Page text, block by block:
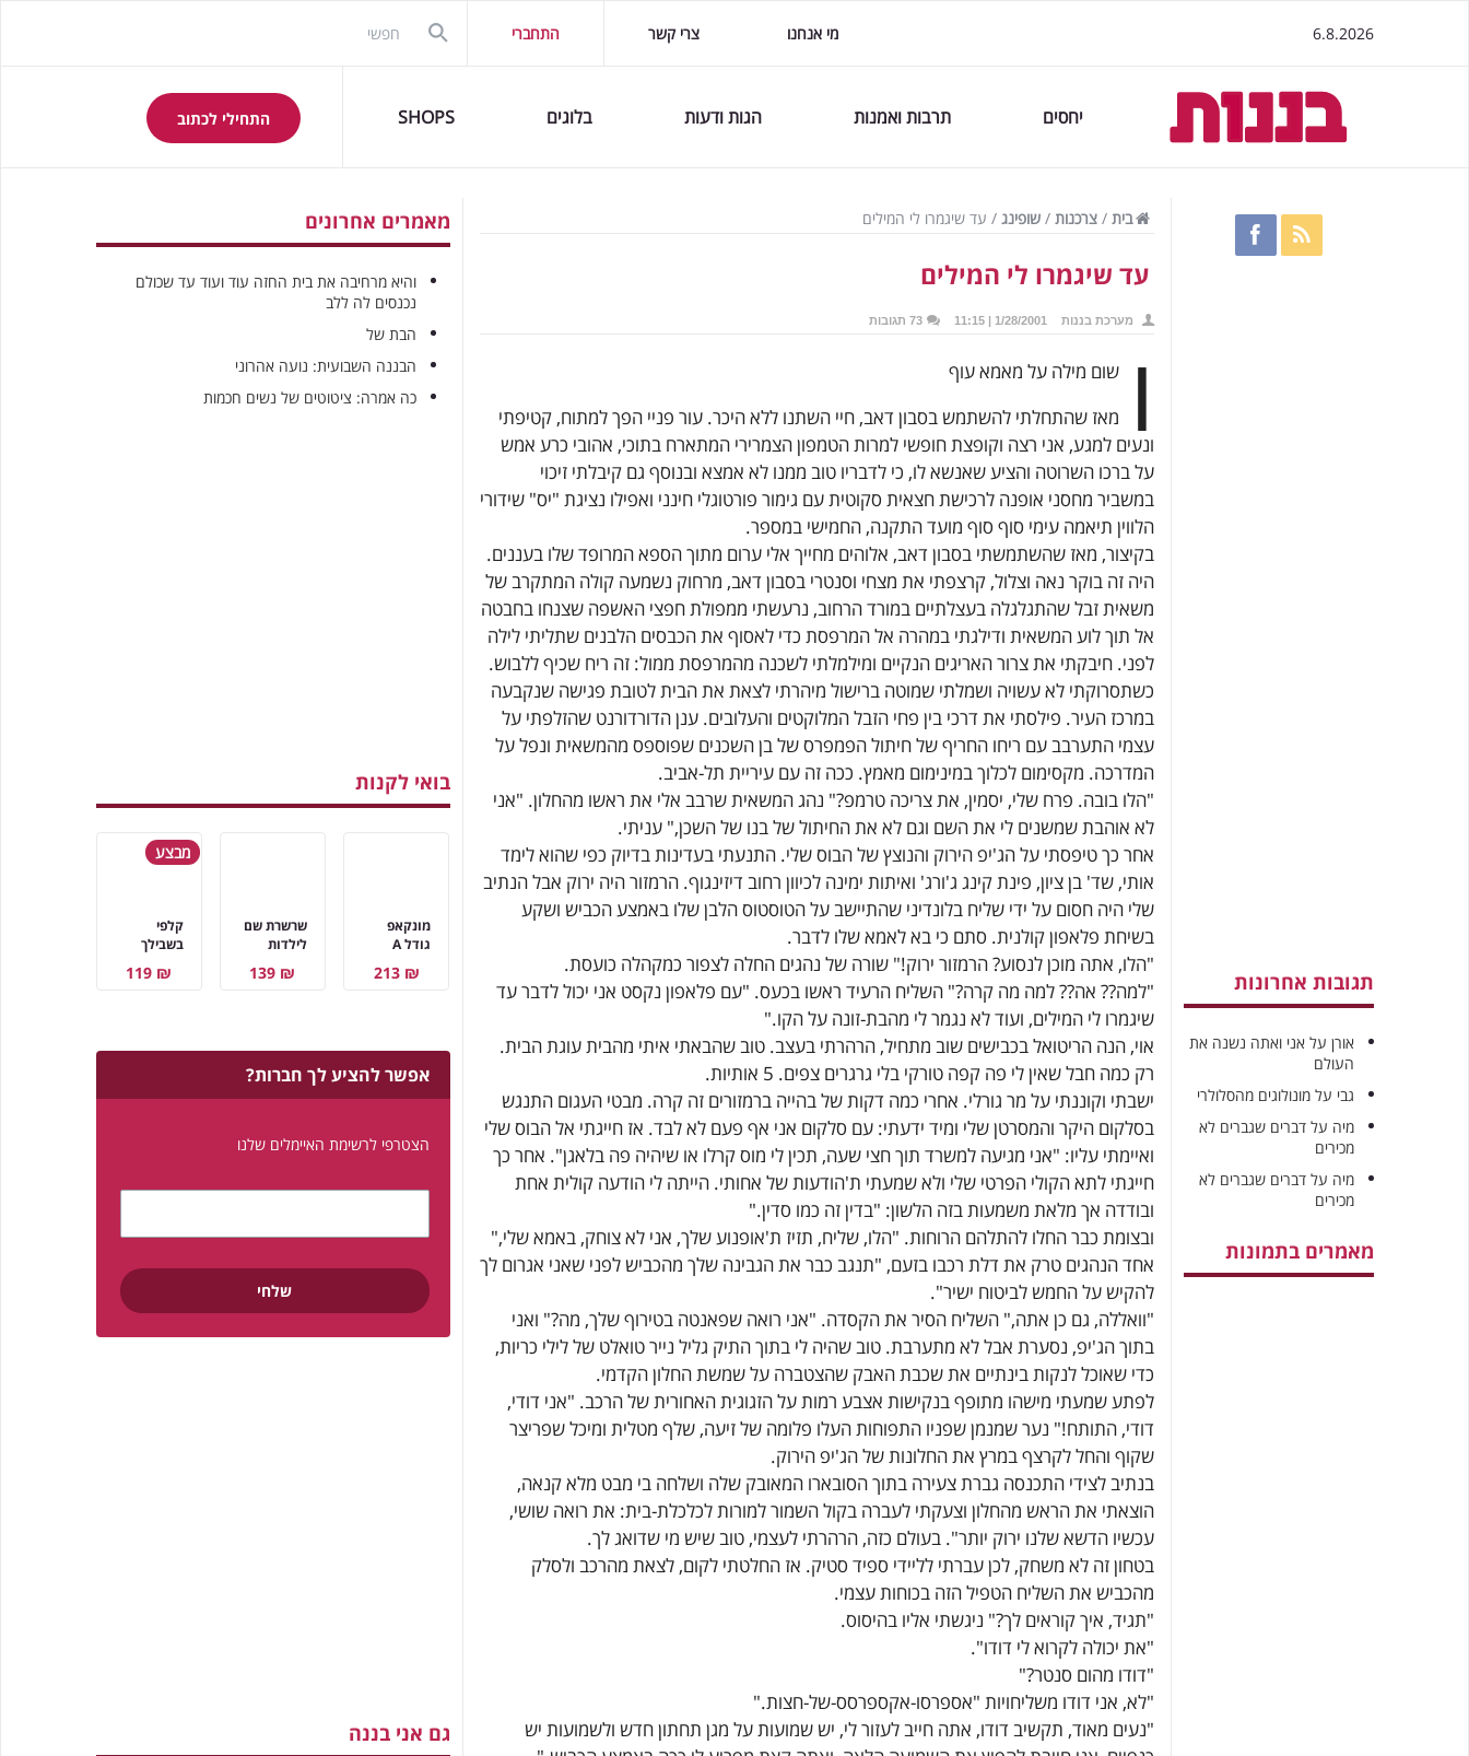
התחברי צרי קשר מי אנחנו 6.8.2026
התחילי לכתוב יחסים תרבות ואמנות הגות ודעות בלוגים SHOPS
מאמרים אחרונים
והיא מרחיבה את בית החזה עוד ועוד עד שכולם
נכנסים לה ללב
הבת של
הבננה השבועית: נועה אהרוני
כה אמרה: ציטוטים של נשים חכמות
בואי לקנות
מבצע
קלפי
בשבילך
₪ 119
שרשרת שם
לילדות
₪ 139
מונקאפ
גודל A
₪ 213
אפשר להציע לך חברות?
הצטרפי לרשימת האיימלים שלנו
גם אני בננה
בית /צרכנות /שופינג / עד שיגמרו לי המילים
עד שיגמרו לי המילים
מערכת בננות 1/28/2001 | 11:15 73 תגובות
ו
שום מילה על מאמא עוף
מאז שהתחלתי להשתמש בסבון דאב, חיי השתנו ללא היכר. עור פניי הפך למתוח, קטיפתי
ונעים למגע, אני רצה וקופצת חופשי למרות הטמפון הצמרירי המתארח בתוכי, אהובי כרע אמש
על ברכו השרוטה והציע שאנשא לו, כי לדבריו טוב ממנו לא אמצא ובנוסף גם קיבלתי זיכוי
במשביר מחסני אופנה לרכישת חצאית סקוטית עם גימור פורטוגלי חינני ואפילו נציגת "יס" שידורי
הלווין תיאמה עימי סוף סוף מועד התקנה, החמישי במספר.
בקיצור, מאז שהשתמשתי בסבון דאב, אלוהים מחייך אלי ערום מתוך הספא המרופד שלו בעננים.
היה זה בוקר נאה וצלול, קרצפתי את מצחי וסנטרי בסבון דאב, מרחוק נשמעה קולה המתקרב של
משאית זבל שהתגלגלה בעצלתיים במורד הרחוב, נרעשתי ממפולת חפצי האשפה שצנחו בחבטה
אל תוך לוע המשאית ודילגתי במהרה אל המרפסת כדי לאסוף את הכבסים הלבנים שתליתי לילה
לפני. חיבקתי את צרור האריגים הנקיים ומילמלתי לשכנה מהמרפסת ממול: זה ריח שכיף ללבוש.
כשתסרוקתי לא עשויה ושמלתי שמוטה ברישול מיהרתי לצאת את הבית לטובת פגישה שנקבעה
במרכז העיר. פילסתי את דרכי בין פחי הזבל המלוקטים והעלובים. ענן הדורדורנט שהזלפתי על
עצמי התערבב עם ריחו החריף של חיתול הפמפרס של בן השכנים שפוספס מהמשאית ונפל על
המדרכה. מקסימום לכלוך במינימום מאמץ. ככה זה עם עיריית תל-אביב.
"הלו בובה. פרח שלי, יסמין, את צריכה טרמפ?" נהג המשאית שרבב אלי את ראשו מהחלון. "אני
לא אוהבת שמשנים לי את השם וגם לא את החיתול של בנו של השכן," עניתי.
אחר כך טיפסתי על הג'יפ הירוק והנוצץ של הבוס שלי. התנעתי בעדינות בדיוק כפי שהוא לימד
אותי, שד' בן ציון, פינת קינג ג'ורג' ואיתות ימינה לכיוון רחוב דיזינגוף. הרמזור היה ירוק אבל הנתיב
שלי היה חסום על ידי שליח בלונדיני שהתיישב על הטוסטוס הלבן שלו באמצע הכביש ושקע
בשיחת פלאפון קולנית. סתם כי בא לאמא שלו לדבר.
"הלו, אתה מוכן לנסוע? הרמזור ירוק!" שורה של נהגים החלה לצפור כמקהלה כועסת.
"למה?? אה?? למה מה קרה?" השליח הרעיד ראשו בכעס. "עם פלאפון נקסט אני יכול לדבר עד
שיגמרו לי המילים, ועוד לא נגמר לי מהבת-זונה על הקו."
אוי, הנה הריטואל בכבישים שוב מתחיל, הרהרתי בעצב. טוב שהבאתי איתי מהבית עוגת הבית.
רק כמה חבל שאין לי פה קפה טורקי בלי גרגרים צפים. 5 אותיות.
ישבתי וקוננתי על מר גורלי. אחרי כמה דקות של בהייה ברמזורים זה קרה. מבטי העגום התנגש
בסלקום היקר והמסרטן שלי ומיד ידעתי: עם סלקום אני אף פעם לא לבד. אז חייגתי אל הבוס שלי
ואיימתי עליו: "אני מגיעה למשרד תוך חצי שעה, תכין לי מוס קרלו או שיהיה פה בלאגן". אחר כך
חייגתי לתא הקולי הפרטי שלי ולא שמעתי ת'הודעות של אחותי. הייתה לי הודעה קולית אחת
ובודדה אך מלאת משמעות בזה הלשון: "בדין זה כמו סדין."
ובצומת כבר החלו להתלהם הרוחות. "הלו, שליח, תזיז ת'אופנוע שלך, אני לא צוחק, באמא שלי,"
אחד הנהגים טרק את דלת רכבו בזעם, "תנגב כבר את הגבינה שלך מהכביש לפני שאני אגרום לך
להקיש על החמש לביטוח ישיר".
"וואללה, גם כן אתה," השליח הסיר את הקסדה. "אני רואה שפאנטה בטירוף שלך, מה?" ואני
בתוך הג'יפ, נסערת אבל לא מתערבת. טוב שהיה לי בתוך התיק גליל נייר טואלט של לילי כריות,
כדי שאוכל לנקות בינתיים את שכבת האבק שהצטברה על שמשת החלון הקדמי.
לפתע שמעתי מישהו מתופף בנקישות אצבע רמות על הזגוגית האחורית של הרכב. "אני דודי,
דודי, התותח!" נער שמנמן שפניו התפוחות העלו פלומה של זיעה, שלף מטלית ומיכל שפריצר
שקוף והחל לקרצף במרץ את החלונות של הג'יפ הירוק.
בנתיב לצידי התכנסה גברת צעירה בתוך הסובארו המאובק שלה ושלחה בי מבט מלא קנאה,
הוצאתי את הראש מהחלון וצעקתי לעברה בקול השמור למורות לכלכלת-בית: את רואה שושי,
עכשיו הדשא שלנו ירוק יותר". בעולם כזה, הרהרתי לעצמי, טוב שיש מי שדואג לך.
בטחון זה לא משחק, לכן עברתי לליידי ספיד סטיק. אז החלטתי לקום, לצאת מהרכב ולסלק
מהכביש את השליח הטפיל הזה בכוחות עצמי.
"תגיד, איך קוראים לך?" ניגשתי אליו בהיסוס.
"את יכולה לקרוא לי דודו".
"דודו מהום סנטר?"
"לא, אני דודו משליחויות "אספרסו-אקספרסס-של-חצות."
"נעים מאוד, תקשיב דודו, אתה חייב לעזור לי, יש שמועות על מגן תחתון חדש ולשמועות יש
תגובות אחרונות
אורן עלאני ואתה נשנה את
העולם
גבי עלמונולוגים מהסלולרי
מיה עלדברים שגברים לא
מכירים
מיה עלדברים שגברים לא
מכירים
מאמרים בתמונות